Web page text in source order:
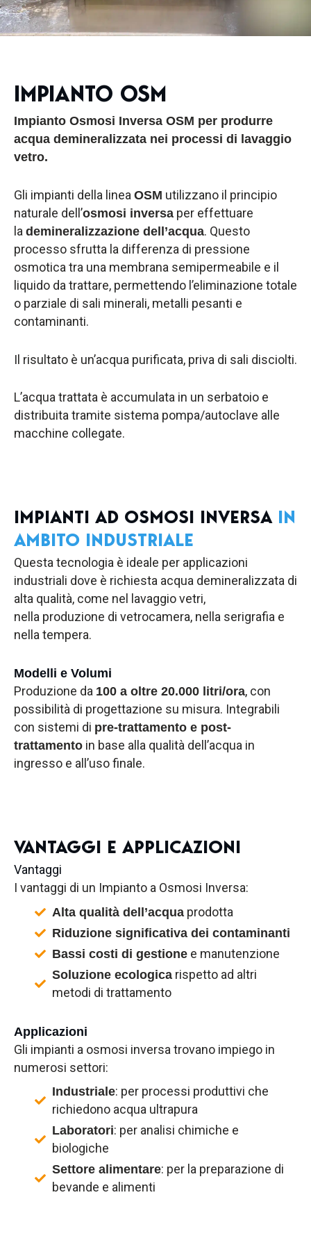
IMPIANTO OSM
Impianto Osmosi Inversa OSM per produrre
acqua demineralizzata nei processi di lavaggio
vetro.
Gli impianti della linea OSM utilizzano il principio
naturale dell’osmosi inversa per effettuare
la demineralizzazione dell’acqua. Questo
processo sfrutta la differenza di pressione
osmotica tra una membrana semipermeabile e il
liquido da trattare, permettendo l’eliminazione totale
o parziale di sali minerali, metalli pesanti e
contaminanti.
Il risultato è un’acqua purificata, priva di sali disciolti.
L’acqua trattata è accumulata in un serbatoio e
distribuita tramite sistema pompa/autoclave alle
macchine collegate.
IMPIANTI AD OSMOSI INVERSA IN
AMBITO INDUSTRIALE
Questa tecnologia è ideale per applicazioni
industriali dove è richiesta acqua demineralizzata di
alta qualità, come nel lavaggio vetri,
nella produzione di vetrocamera, nella serigrafia e
nella tempera.
Modelli e Volumi
Produzione da 100 a oltre 20.000 litri/ora, con
possibilità di progettazione su misura. Integrabili
con sistemi di pre-trattamento e post-
trattamento in base alla qualità dell’acqua in
ingresso e all’uso finale.
VANTAGGI E APPLICAZIONI
Vantaggi
I vantaggi di un Impianto a Osmosi Inversa:
Alta qualità dell’acqua prodotta
Riduzione significativa dei contaminanti
Bassi costi di gestione e manutenzione
Soluzione ecologica rispetto ad altri
metodi di trattamento
Applicazioni
Gli impianti a osmosi inversa trovano impiego in
numerosi settori:
Industriale: per processi produttivi che
richiedono acqua ultrapura
Laboratori: per analisi chimiche e
biologiche
Settore alimentare: per la preparazione di
bevande e alimenti